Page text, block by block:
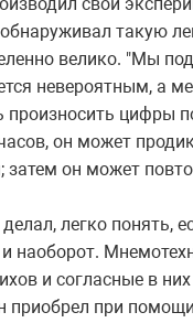
свои
такую
велико. "Мы
невероятным, а
произносить цифры
он может
он может
легко понять,
наоборот.
и согласные в
приобрел при